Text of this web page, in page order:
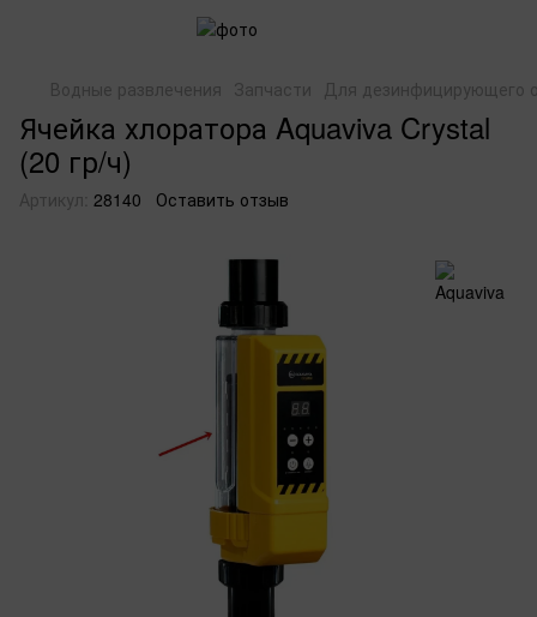
Водные развлечения Запчасти Для дезинфицирующего
Ячейка хлоратора Aquaviva Crystal
(20 гр/ч)
Артикул: 28140 Оставить отзыв